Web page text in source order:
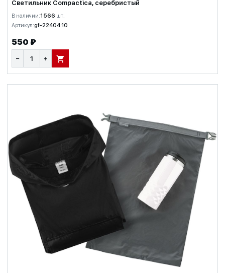
Светильник Compactica, серебристый
В наличии:1 566 шт.
Артикул:gf-22404.10
550 ₽
− + В КОРЗИНУ